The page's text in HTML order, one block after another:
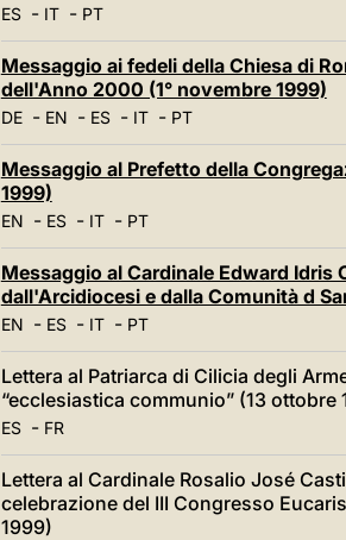
ES- IT- PT
Messaggio ai fedeli della Chiesa di
dell'Anno 2000 (1° novembre 1999)
DE- EN - ES- IT- PT
Messaggio al Prefetto della
1999)
EN - ES- IT- PT
Messaggio al Cardinale Edward
dall'Arcidiocesi e dalla Comunità d
EN - ES- IT- PT
Lettera al Patriarca di Cilicia degli
“ecclesiastica communio” (13 ottobre
ES- FR
Lettera al Cardinale Rosalio José
celebrazione del III Congresso
1999)